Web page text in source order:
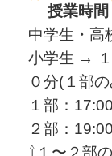
授業時間
中学生・高
小学生 → １
０分(
１部：
２部：
⇧１〜２部